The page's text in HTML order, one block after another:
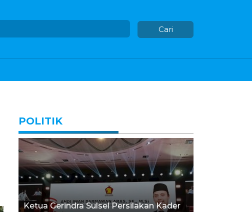
Cari
POLITIK
Ketua Gerindra Sulsel Persilakan Kader